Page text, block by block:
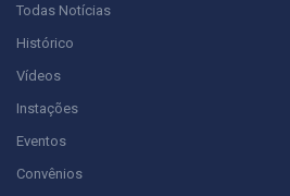
Todas Notícias
Histórico
Vídeos
Instações
Eventos
Convênios